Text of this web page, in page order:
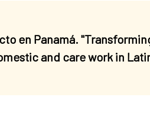
en Panamá.
and care work in